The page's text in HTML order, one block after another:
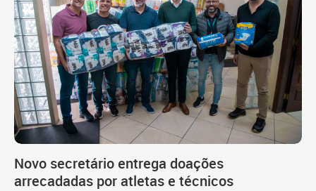
Novo secretário entrega doações
arrecadadas por atletas e técnicos